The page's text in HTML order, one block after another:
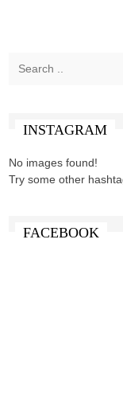
INSTAGRAM
No images found!
Try some other
FACEBOOK